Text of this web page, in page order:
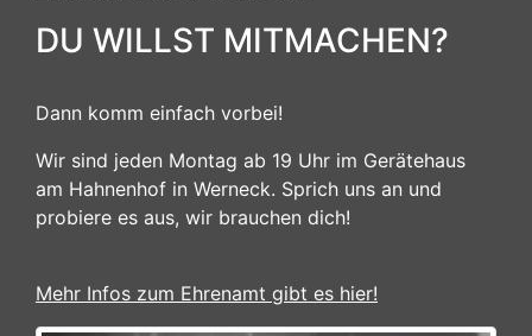
DU WILLST MITMACHEN?
Dann komm einfach vorbei!
Wir sind jeden Montag ab 19 Uhr im Gerätehaus
am Hahnenhof in Werneck. Sprich uns an und
probiere es aus, wir brauchen dich!
Mehr Infos zum Ehrenamt gibt es hier!